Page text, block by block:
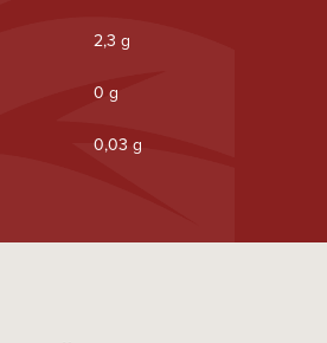
2,3 g
0 g
0,03 g